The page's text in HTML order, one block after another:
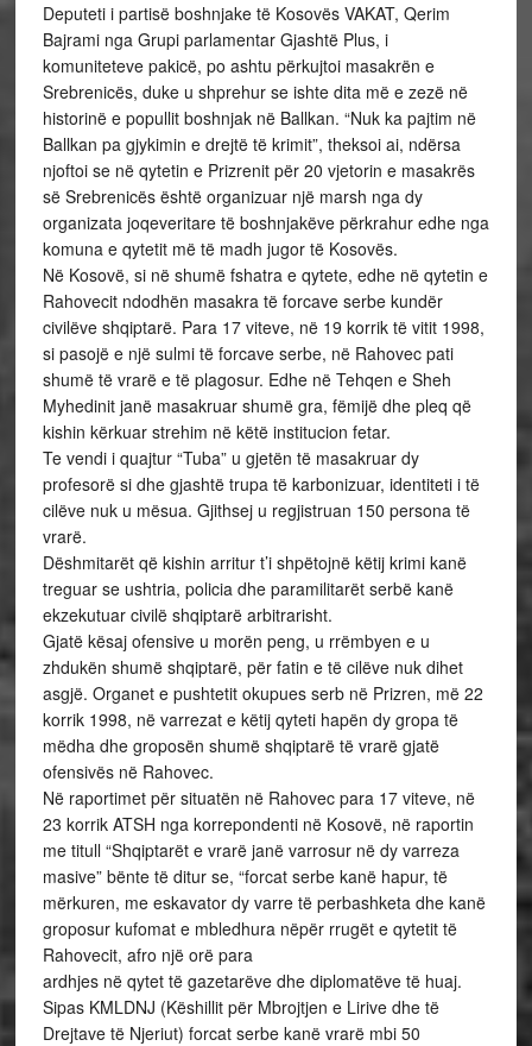
Deputeti i partisë boshnjake të Kosovës VAKAT, Qerim
Bajrami nga Grupi parlamentar Gjashtë Plus, i
komuniteteve pakicë, po ashtu përkujtoi masakrën e
Srebrenicës, duke u shprehur se ishte dita më e zezë në
historinë e popullit boshnjak në Ballkan. “Nuk ka pajtim në
Ballkan pa gjykimin e drejtë të krimit”, theksoi ai, ndërsa
njoftoi se në qytetin e Prizrenit për 20 vjetorin e masakrës
së Srebrenicës është organizuar një marsh nga dy
organizata joqeveritare të boshnjakëve përkrahur edhe nga
komuna e qytetit më të madh jugor të Kosovës.
Në Kosovë, si në shumë fshatra e qytete, edhe në qytetin e
Rahovecit ndodhën masakra të forcave serbe kundër
civilëve shqiptarë. Para 17 viteve, në 19 korrik të vitit 1998,
si pasojë e një sulmi të forcave serbe, në Rahovec pati
shumë të vrarë e të plagosur. Edhe në Tehqen e Sheh
Myhedinit janë masakruar shumë gra, fëmijë dhe pleq që
kishin kërkuar strehim në këtë institucion fetar.
Te vendi i quajtur “Tuba” u gjetën të masakruar dy
profesorë si dhe gjashtë trupa të karbonizuar, identiteti i të
cilëve nuk u mësua. Gjithsej u regjistruan 150 persona të
vrarë.
Dëshmitarët që kishin arritur t’i shpëtojnë këtij krimi kanë
treguar se ushtria, policia dhe paramilitarët serbë kanë
ekzekutuar civilë shqiptarë arbitrarisht.
Gjatë kësaj ofensive u morën peng, u rrëmbyen e u
zhdukën shumë shqiptarë, për fatin e të cilëve nuk dihet
asgjë. Organet e pushtetit okupues serb në Prizren, më 22
korrik 1998, në varrezat e këtij qyteti hapën dy gropa të
mëdha dhe groposën shumë shqiptarë të vrarë gjatë
ofensivës në Rahovec.
Në raportimet për situatën në Rahovec para 17 viteve, në
23 korrik ATSH nga korrepondenti në Kosovë, në raportin
me titull “Shqiptarët e vrarë janë varrosur në dy varreza
masive” bënte të ditur se, “forcat serbe kanë hapur, të
mërkuren, me eskavator dy varre të perbashketa dhe kanë
groposur kufomat e mbledhura nëpër rrugët e qytetit të
Rahovecit, afro një orë para
ardhjes në qytet të gazetarëve dhe diplomatëve të huaj.
Sipas KMLDNJ (Këshillit për Mbrojtjen e Lirive dhe të
Drejtave të Njeriut) forcat serbe kanë vrarë mbi 50